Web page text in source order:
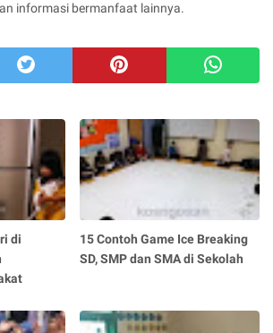
informasi bermanfaat lainnya.
di
15 Contoh Game Ice Breaking
SD, SMP dan SMA di Sekolah